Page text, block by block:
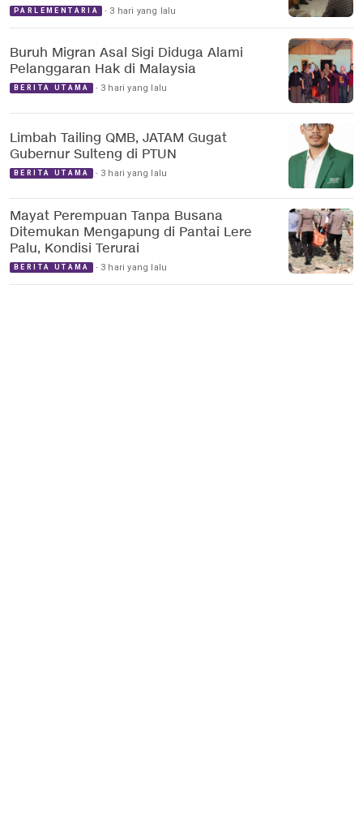
PARLEMENTARIA 3 hari yang lalu
Buruh Migran Asal Sigi Diduga Alami
Pelanggaran Hak di Malaysia
BERITA UTAMA 3 hari yang lalu
Limbah Tailing QMB, JATAM Gugat
Gubernur Sulteng di PTUN
BERITA UTAMA 3 hari yang lalu
Mayat Perempuan Tanpa Busana
Ditemukan Mengapung di Pantai Lere
Palu, Kondisi Terurai
BERITA UTAMA 3 hari yang lalu